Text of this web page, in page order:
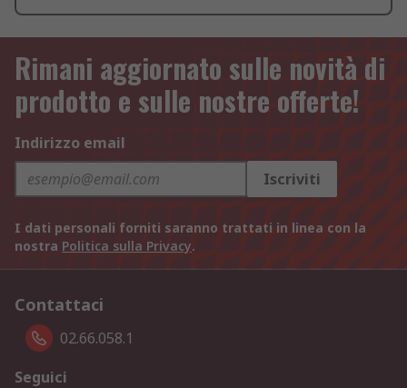
Rimani aggiornato sulle novità di
prodotto e sulle nostre offerte!
Indirizzo email
Iscriviti
I dati personali forniti saranno trattati in linea con la
nostra Politica sulla Privacy.
Contattaci
02.66.058.1
Seguici